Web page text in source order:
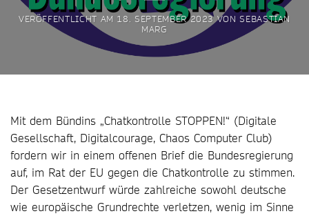
VERÖFFENTLICHT AM 18. SEPTEMBER 2023 VONSEBASTIAN
MARG
Mit dem Bündins „Chatkontrolle STOPPEN!“ (Digitale
Gesellschaft, Digitalcourage, Chaos Computer Club)
fordern wir in einem offenen Brief die Bundesregierung
auf, im Rat der EU gegen die Chatkontrolle zu stimmen.
Der Gesetzentwurf würde zahlreiche sowohl deutsche
wie europäische Grundrechte verletzen, wenig im Sinne